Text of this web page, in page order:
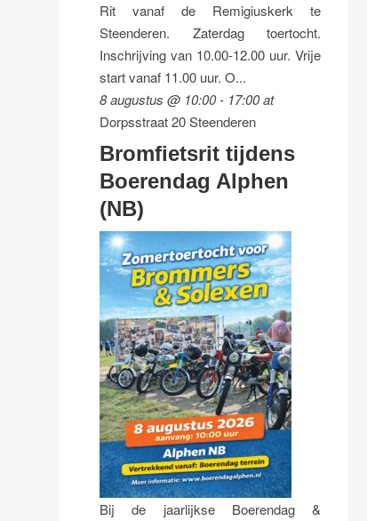
Rit vanaf de Remigiuskerk te
Steenderen. Zaterdag toertocht.
Inschrijving van 10.00-12.00 uur. Vrije
start vanaf 11.00 uur. O...
8 augustus @ 10:00- 17:00at
Dorpsstraat 20 Steenderen
Bromfietsrit tijdens
Boerendag Alphen
(NB)
Bij de jaarlijkse Boerendag &